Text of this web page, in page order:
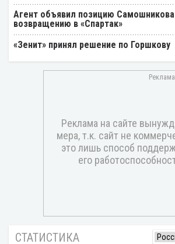
Агент объявил позицию
возвращению в «Спартак»
«Зенит» принял решение по Горшкову